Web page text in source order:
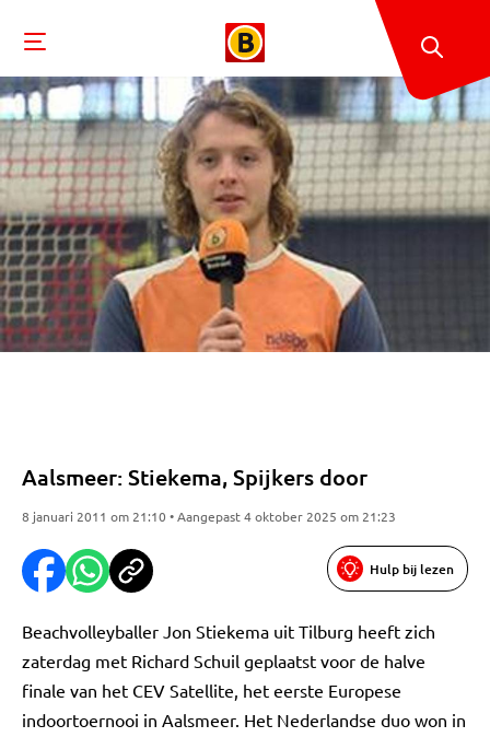
Aalsmeer: Stiekema, Spijkers door
8 januari 2011 om 21:10 • Aangepast 4 oktober 2025 om 21:23
Hulp bij lezen
Beachvolleyballer Jon Stiekema uit Tilburg heeft zich
zaterdag met Richard Schuil geplaatst voor de halve
finale van het CEV Satellite, het eerste Europese
indoortoernooi in Aalsmeer. Het Nederlandse duo won in